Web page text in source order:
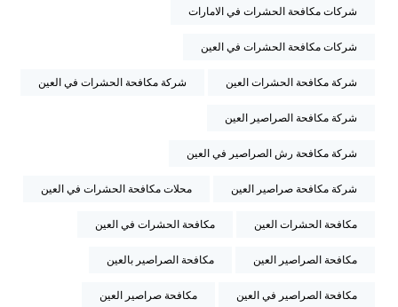
شركات مكافحة الحشرات في الامارات
شركات مكافحة الحشرات في العين
شركة مكافحة الحشرات العين شركة مكافحة الحشرات في العين
شركة مكافحة الصراصير العين
شركة مكافحة رش الصراصير في العين
شركة مكافحة صراصير العين محلات مكافحة الحشرات في العين
مكافحة الحشرات العين مكافحة الحشرات في العين
مكافحة الصراصير العين مكافحة الصراصير بالعين
مكافحة الصراصير في العين مكافحة صراصير العين